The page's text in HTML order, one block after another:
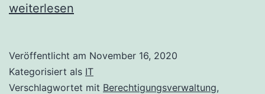
weiterlesen
Veröffentlicht am November 16, 2020
Kategorisiert als IT
Verschlagwortet mit Berechtigungsverwaltung,